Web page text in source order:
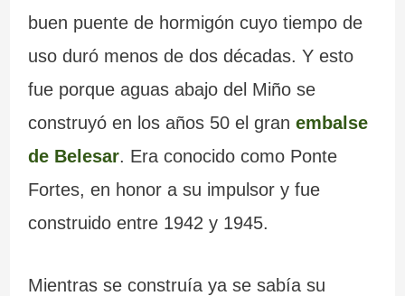
buen puente de hormigón cuyo tiempo de
uso duró menos de dos décadas. Y esto
fue porque aguas abajo del Miño se
construyó en los años 50 el gran embalse
de Belesar. Era conocido como Ponte
Fortes, en honor a su impulsor y fue
construido entre 1942 y 1945.
Mientras se construía ya se sabía su